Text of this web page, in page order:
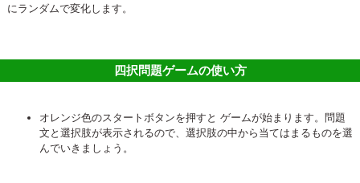
にランダムで変化します。
四択問題ゲームの使い方
オレンジ色のスタートボタンを押すと ゲームが始まります。問題
文と選択肢が表示されるので、選択肢の中から当てはまるものを選
んでいきましょう。